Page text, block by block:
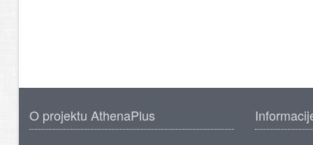
O projektu AthenaPlus